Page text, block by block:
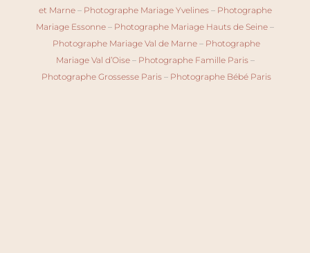
et Marne– Photographe Mariage Yvelines– Photographe
Mariage Essonne – Photographe Mariage Hauts de Seine –
Photographe Mariage Val de Marne– Photographe
Mariage Val d’Oise– Photographe Famille Paris–
Photographe Grossesse Paris– Photographe Bébé Paris